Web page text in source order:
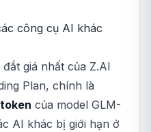
công cụ AI khác
giá nhất của Z.AI
Plan, chính là
của model GLM-
AI khác bị giới hạn ở